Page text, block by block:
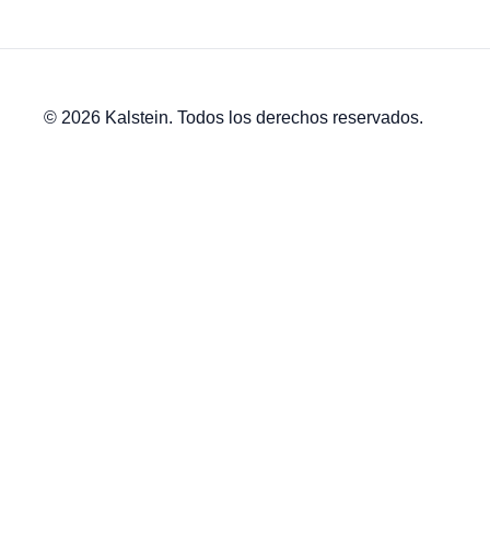
© 2026 Kalstein. Todos los derechos reservados.